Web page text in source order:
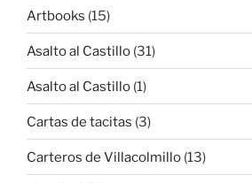
Artbooks (15)
Asalto al Castillo (31)
Asalto al Castillo (1)
Cartas de tacitas (3)
Carteros de Villacolmillo (13)